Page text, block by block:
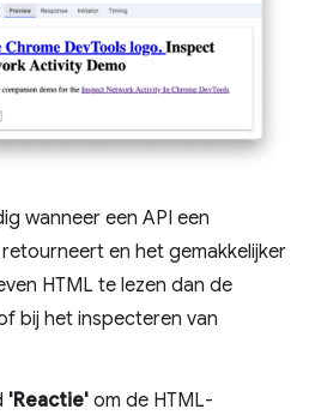
wanneer een API een
en het gemakkelijker
HTML te lezen dan de
bij het inspecteren van
'Reactie' om de HTML-